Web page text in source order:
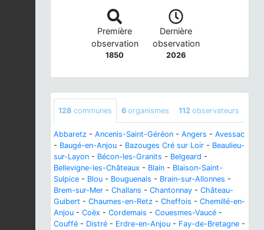
Première
observation
1850
Dernière
observation
2026
128 communes 6 organismes 112 observateurs
Abbaretz - Ancenis-Saint-Géréon - Angers - Avessac
- Baugé-en-Anjou - Bazouges Cré sur Loir - Beaulieu-
sur-Layon - Bécon-les-Granits - Belgeard -
Bellevigne-les-Châteaux - Blain - Blaison-Saint-
Sulpice - Blou - Bouguenais - Brain-sur-Allonnes -
Brem-sur-Mer - Challans - Chantonnay - Château-
Guibert - Chaumes-en-Retz - Cheffois - Chemillé-en-
Anjou - Coëx - Cordemais - Couesmes-Vaucé -
Couffé - Distré - Erdre-en-Anjou - Fay-de-Bretagne -